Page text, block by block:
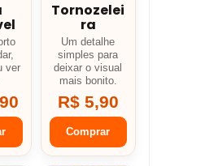
ver
Tornozelei
ra
Um detalhe
simples para
deixar o visual
mais bonito.
R$ 5,90
Comprar